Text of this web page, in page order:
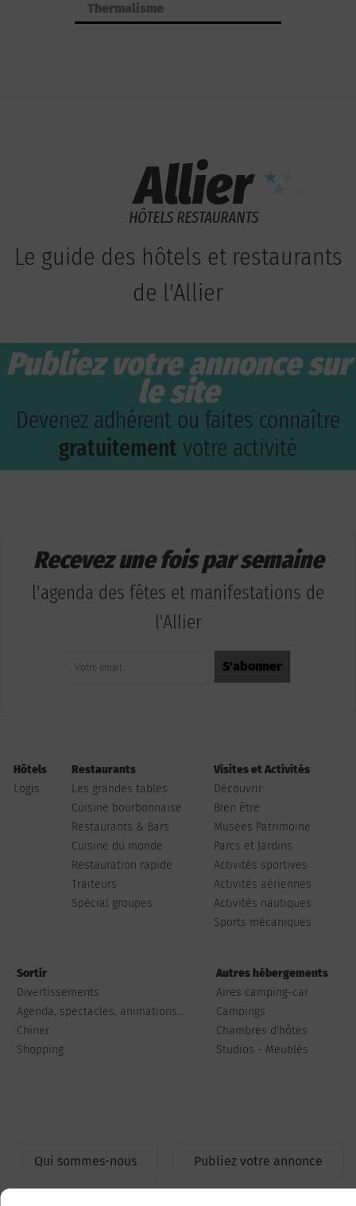
Thermalisme
Le guide des hôtels et restaurants
de l'Allier
Publiez votre annonce sur
le site
Devenez adhérent ou faites connaître
gratuitement votre activité
Recevez une fois par semaine
l'agenda des fêtes et manifestations de
l'Allier
Hôtels
Logis
Restaurants
Les grandes tables
Cuisine bourbonnaise
Restaurants & Bars
Cuisine du monde
Restauration rapide
Traiteurs
Spécial groupes
Visites et Activités
Découvrir
Bien être
Musées Patrimoine
Parcs et Jardins
Activités sportives
Activités aériennes
Activités nautiques
Sports mécaniques
Sortir
Divertissements
Agenda, spectacles, animations...
Chiner
Shopping
Autres hébergements
Aires camping-car
Campings
Chambres d'hôtes
Studios - Meublés
Qui sommes-nous Publiez votre annonce